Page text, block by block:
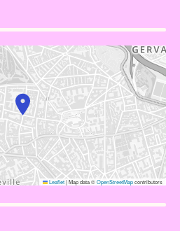
Leaflet|Map data ©OpenStreetMapcontributors